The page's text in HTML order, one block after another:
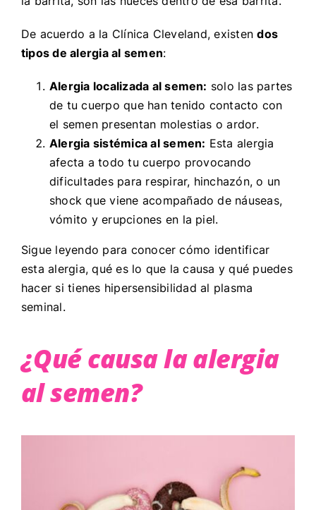
De acuerdo a la Clínica Cleveland, existendos
tipos de alergia al semen:
Alergia localizada al semen: solo las partes
de tu cuerpo que han tenido contacto con
el semen presentan molestias o ardor.
Alergia sistémica al semen: Esta alergia
afecta a todo tu cuerpo provocando
dificultades para respirar, hinchazón, o un
shock que viene acompañado de náuseas,
vómito y erupciones en la piel.
Sigue leyendo para conocer cómo identificar
esta alergia, qué es lo que la causa y qué puedes
hacer si tienes hipersensibilidad al plasma
seminal.
¿Qué causa la alergia
al semen?